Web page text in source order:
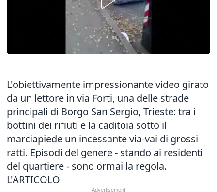
L'obiettivamente impressionante video girato
da un lettore in via Forti, una delle strade
principali di Borgo San Sergio, Trieste: tra i
bottini dei rifiuti e la caditoia sotto il
marciapiede un incessante via-vai di grossi
ratti. Episodi del genere - stando ai residenti
del quartiere - sono ormai la regola.
L'ARTICOLO